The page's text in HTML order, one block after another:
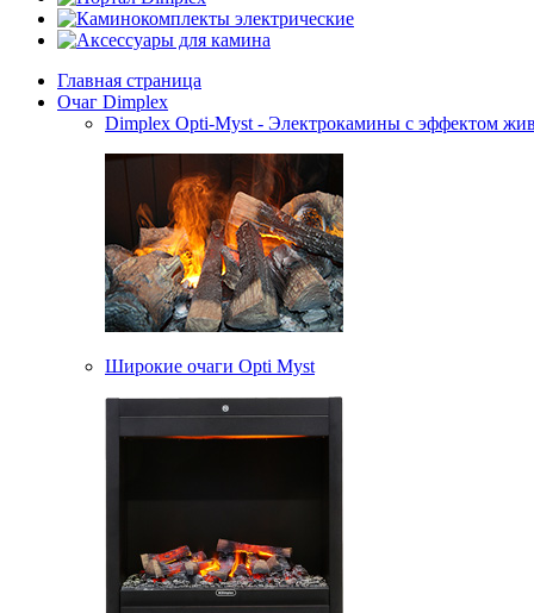
Каминокомплекты электрические
Аксессуары для камина
Главная страница
Очаг Dimplex
Dimplex Opti-Myst - Электрокамины с эффектом
Широкие очаги Opti Myst